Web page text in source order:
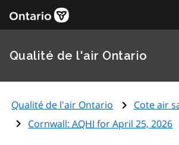
Qualité de l'air Ontario
Qualité de l'air Ontario Cote air
Cornwall:AQHI for April 25, 2026